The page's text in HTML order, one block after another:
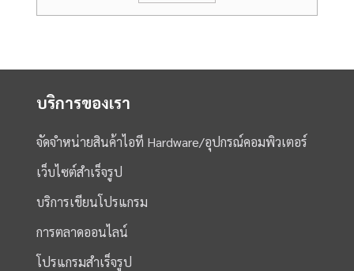
บริการของเรา
จัดจำหน่ายสินค้าไอที Hardware/อุปกรณ์คอมพิวเตอร์
เว็บไซต์สำเร็จรูป
บริการเขียนโปรแกรม
การตลาดออนไลน์
โปรแกรมสำเร็จรูป